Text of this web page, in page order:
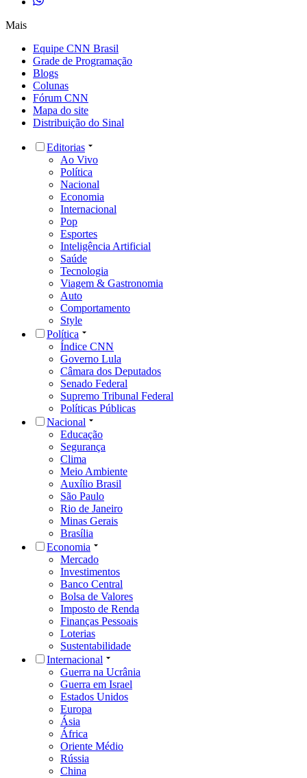
Mais
Equipe CNN Brasil
Grade de Programação
Blogs
Colunas
Fórum CNN
Mapa do site
Distribuição do Sinal
Editorias
Ao Vivo
Política
Nacional
Economia
Internacional
Pop
Esportes
Inteligência Artificial
Saúde
Tecnologia
Viagem & Gastronomia
Auto
Comportamento
Style
Política
Índice CNN
Governo Lula
Câmara dos Deputados
Senado Federal
Supremo Tribunal Federal
Políticas Públicas
Nacional
Educação
Segurança
Clima
Meio Ambiente
Auxílio Brasil
São Paulo
Rio de Janeiro
Minas Gerais
Brasília
Economia
Mercado
Investimentos
Banco Central
Bolsa de Valores
Imposto de Renda
Finanças Pessoais
Loterias
Sustentabilidade
Internacional
Guerra na Ucrânia
Guerra em Israel
Estados Unidos
Europa
Ásia
África
Oriente Médio
Rússia
China